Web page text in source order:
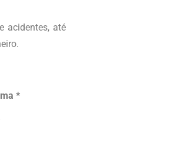
acidentes, até
*